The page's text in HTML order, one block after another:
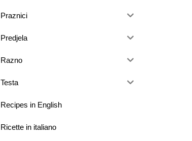
Praznici
Predjela
Razno
Testa
Recipes in English
Ricette in italiano